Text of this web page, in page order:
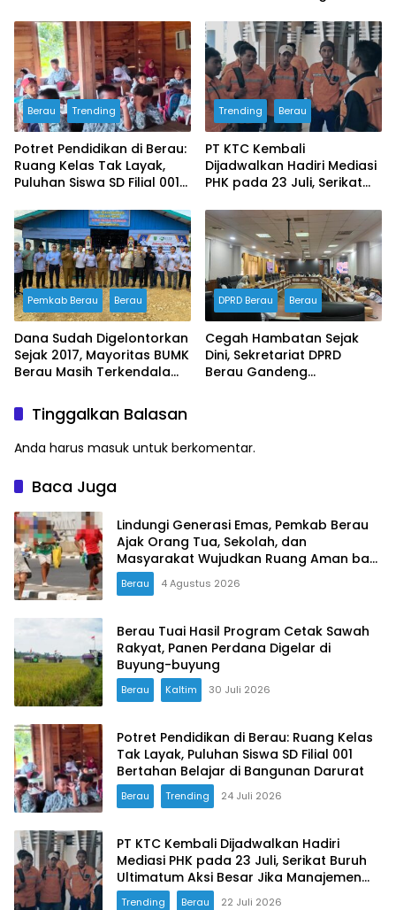
Ruang Aman bagi Anak
Berau Trending
Potret Pendidikan di Berau:
Ruang Kelas Tak Layak,
Puluhan Siswa SD Filial 001
Bangunan Darurat
Trending Berau
PT KTC Kembali
Dijadwalkan Hadiri Mediasi
PHK pada 23 Juli, Serikat
Besar Jika Manajemen
Mangkir Lagi
Pemkab Berau Berau
Dana Sudah Digelontorkan
Sejak 2017, Mayoritas BUMK
Berau Masih Terkendala
DPRD Berau Berau
Cegah Hambatan Sejak
Dini, Sekretariat DPRD
Berau Gandeng
Tinggalkan Balasan
Anda harus masuk untuk berkomentar.
Baca Juga
Lindungi Generasi Emas, Pemkab Berau
Ajak Orang Tua, Sekolah, dan
Masyarakat Wujudkan Ruang Aman bagi
Anak
Berau 4 Agustus 2026
Berau Tuai Hasil Program Cetak Sawah
Rakyat, Panen Perdana Digelar di
Buyung-buyung
Berau Kaltim 30 Juli 2026
Potret Pendidikan di Berau: Ruang Kelas
Tak Layak, Puluhan Siswa SD Filial 001
Bertahan Belajar di Bangunan Darurat
Berau Trending 24 Juli 2026
PT KTC Kembali Dijadwalkan Hadiri
Mediasi PHK pada 23 Juli, Serikat Buruh
Ultimatum Aksi Besar Jika Manajemen
Mangkir Lagi
Trending Berau 22 Juli 2026